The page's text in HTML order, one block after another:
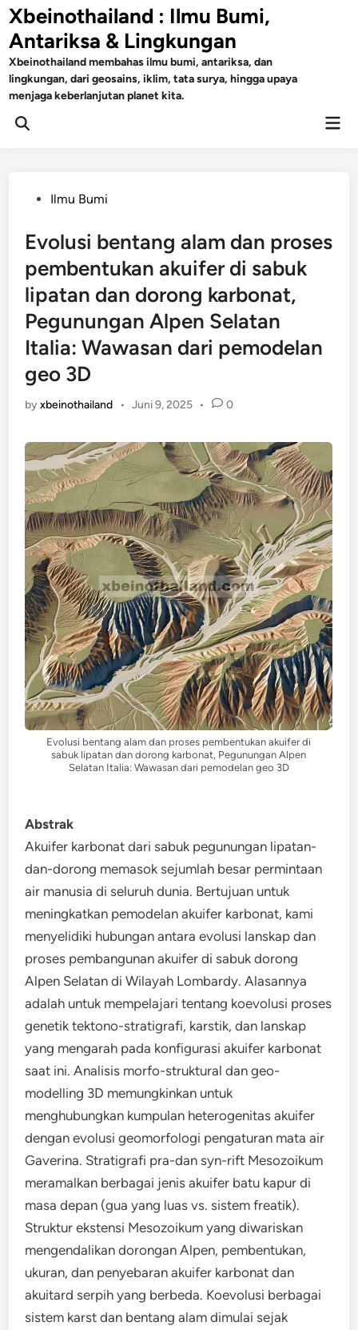
Skip
to
content
Xbeinothailand : Ilmu Bumi,
Antariksa & Lingkungan
Xbeinothailand membahas ilmu bumi, antariksa, dan
lingkungan, dari geosains, iklim, tata surya, hingga upaya
menjaga keberlanjutan planet kita.
Open
PostedIlmu Bumi
Evolusi bentang alam dan proses
pembentukan akuifer di sabuk
lipatan dan dorong karbonat,
Pegunungan Alpen Selatan
Italia: Wawasan dari pemodelan
geo 3D
byxbeinothailand • Juni 9, 2025 • 0
Evolusi bentang alam dan proses pembentukan akuifer di
sabuk lipatan dan dorong karbonat, Pegunungan Alpen
Selatan Italia: Wawasan dari pemodelan geo 3D
Abstrak
Akuifer karbonat dari sabuk pegunungan lipatan-
dan-dorong memasok sejumlah besar permintaan
air manusia di seluruh dunia. Bertujuan untuk
meningkatkan pemodelan akuifer karbonat, kami
menyelidiki hubungan antara evolusi lanskap dan
proses pembangunan akuifer di sabuk dorong
Alpen Selatan di Wilayah Lombardy. Alasannya
adalah untuk mempelajari tentang koevolusi proses
genetik tektono-stratigrafi, karstik, dan lanskap
yang mengarah pada konfigurasi akuifer karbonat
saat ini. Analisis morfo-struktural dan geo-
modelling 3D memungkinkan untuk
menghubungkan kumpulan heterogenitas akuifer
dengan evolusi geomorfologi pengaturan mata air
Gaverina. Stratigrafi pra-dan syn-rift Mesozoikum
meramalkan berbagai jenis akuifer batu kapur di
masa depan (gua yang luas vs. sistem freatik).
Struktur ekstensi Mesozoikum yang diwariskan
mengendalikan dorongan Alpen, pembentukan,
ukuran, dan penyebaran akuifer karbonat dan
akuitard serpih yang berbeda. Koevolusi berbagai
sistem karst dan bentang alam dimulai sejak